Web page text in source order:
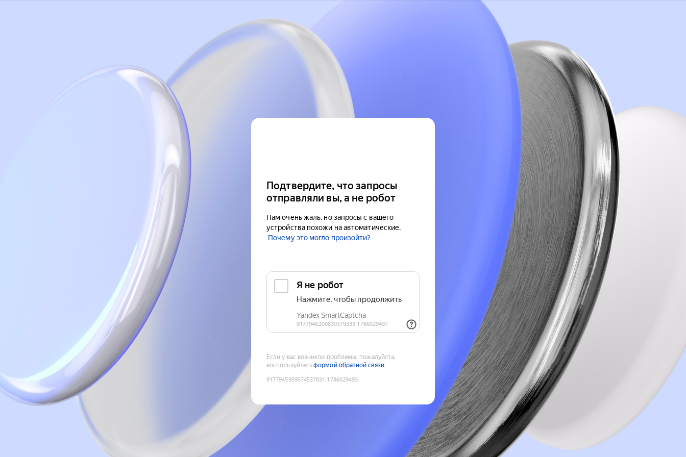
Подтвердите, что запросы
отправляли вы, а не робот
Нам очень жаль, но запросы с вашего
устройства похожи на автоматические.
Почему это могло произойти?
Если у вас возникли проблемы, пожалуйста,
воспользуйтесьформой обратной связи
9177945959574537831 :1786029493